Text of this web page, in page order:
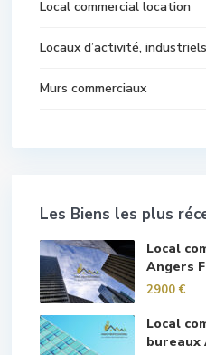
Local commercial location
Locaux d’activité, industriels
Murs commerciaux
Les Biens les plus
Local
Angers
2900 €
Local
bureaux